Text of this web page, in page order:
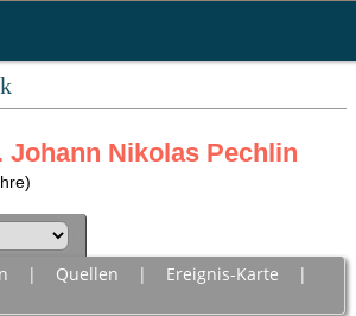
Johann Nikolas Pechlin
| Quellen | Ereignis-Karte |